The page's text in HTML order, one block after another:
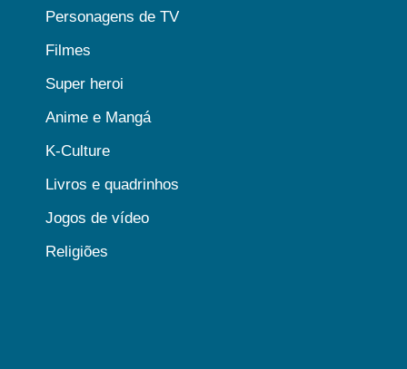
Personagens de TV
Filmes
Super heroi
Anime e Mangá
K-Culture
Livros e quadrinhos
Jogos de vídeo
Religiões